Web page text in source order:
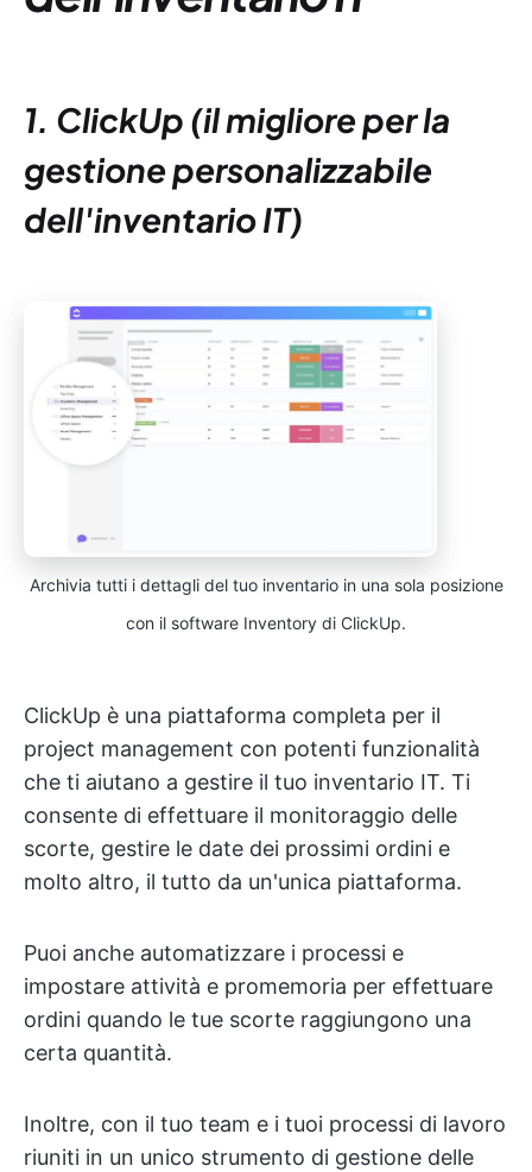
1. ClickUp (il migliore per la
gestione personalizzabile
dell'inventario IT)
Archivia tutti i dettagli del tuo inventario in una sola posizione
con il software Inventory di ClickUp.
ClickUp è una piattaforma completa per il
project management con potenti funzionalità
che ti aiutano a gestire il tuo inventario IT. Ti
consente di effettuare il monitoraggio delle
scorte, gestire le date dei prossimi ordini e
molto altro, il tutto da un'unica piattaforma.
Puoi anche automatizzare i processi e
impostare attività e promemoria per effettuare
ordini quando le tue scorte raggiungono una
certa quantità.
Inoltre, con il tuo team e i tuoi processi di lavoro
riuniti in un unico strumento di gestione delle